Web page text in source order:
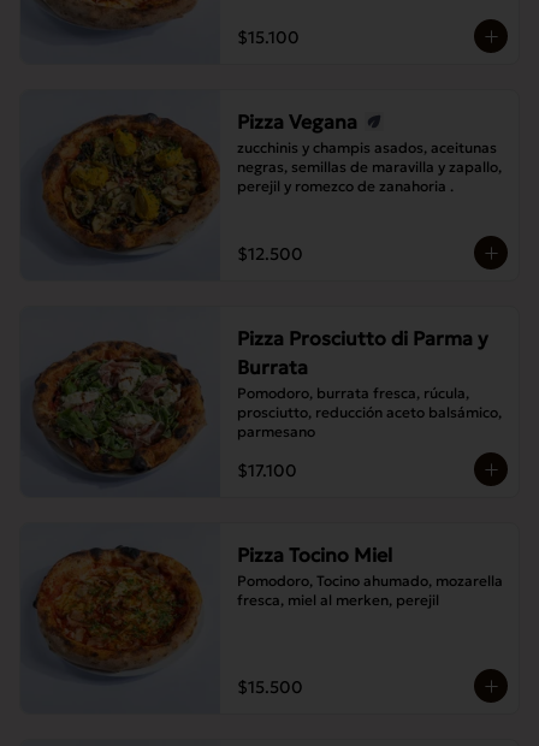
$15.100
Pizza Vegana
zucchinis y champis asados, aceitunas
negras, semillas de maravilla y zapallo,
perejil y romezco de zanahoria .
$12.500
Pizza Prosciutto di Parma y
Burrata
Pomodoro, burrata fresca, rúcula,
prosciutto, reducción aceto balsámico,
parmesano
$17.100
Pizza Tocino Miel
Pomodoro, Tocino ahumado, mozarella
fresca, miel al merken, perejil
$15.500